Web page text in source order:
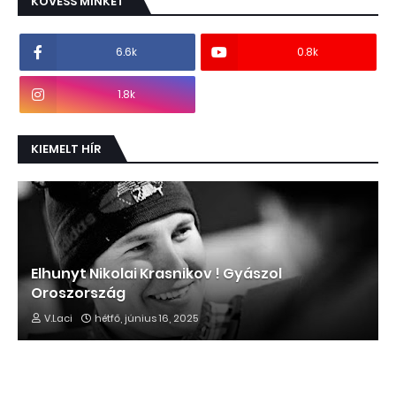
6.6k 0.8k
1.8k
KIEMELT HÍR
Elhunyt Nikolai Krasnikov ! Gyászol
Oroszország
V.Laci hétfő, június 16, 2025